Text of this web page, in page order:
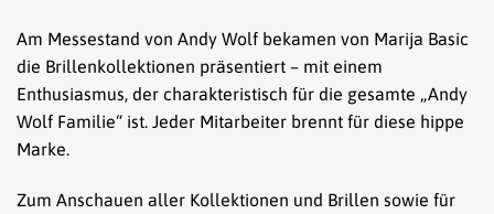
Am Messestand von Andy Wolf bekamen von Marija Basic
die Brillenkollektionen präsentiert – mit einem
Enthusiasmus, der charakteristisch für die gesamte „Andy
Wolf Familie“ ist. Jeder Mitarbeiter brennt für diese hippe
Marke.
Zum Anschauen aller Kollektionen und Brillen sowie für